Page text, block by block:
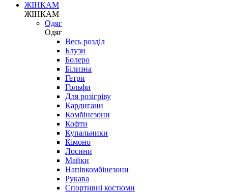
ЖІНКАМ
ЖІНКАМ
Одяг
Одяг
Весь розділ
Блузи
Болеро
Білизна
Гетри
Гольфи
Для розігріву
Кардигани
Комбінезони
Кофти
Купальники
Кімоно
Лосини
Майки
Напівкомбінезони
Рукава
Спортивні костюми